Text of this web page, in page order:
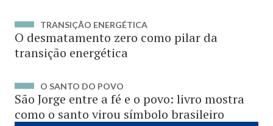
TRANSIÇÃO ENERGÉTICA
O desmatamento zero como pilar da
transição energética
O SANTO DO POVO
São Jorge entre a fé e o povo: livro mostra
como o santo virou símbolo brasileiro